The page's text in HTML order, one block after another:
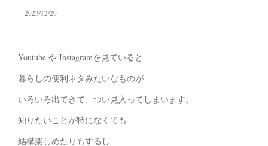
2023/12/20
Youtube や Instagramを見ていると
暮らしの便利ネタみたいなものが
いろいろ出てきて、つい見入ってしまいます。
知りたいことが特になくても
結構楽しめたりもするし